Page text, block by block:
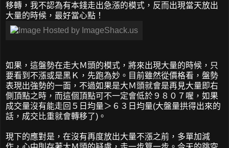
移轉，我不認為有本錢走出急漲的模式，反而出現當天放出
大量的時候，最好當心點！
如果，這盤勢在走大Ｍ頭的模式，將來出現大量的時候，只
要看到不漲或是黑Ｋ，先跑為妙。目前雖然從價格看，盤勢
表現出強勢的一面，不過如果是大Ｍ頭就會是再見大量即右
側頂點之時，而這個頂點可不一定會低於９８０７喔，如果
成交量沒有能走回５日均量＞６３日均量(大盤量拱得出來的
話，成交比重就會轉移了)。
現下的應對是，在沒有再度放出大量不漲之前，多單加減